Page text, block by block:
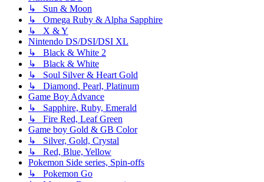
↳ Sun & Moon
↳ Omega Ruby & Alpha Sapphire
↳ X & Y
Nintendo DS/DSI/DSI XL
↳ Black & White 2
↳ Black & White
↳ Soul Silver & Heart Gold
↳ Diamond, Pearl, Platinum
Game Boy Advance
↳ Sapphire, Ruby, Emerald
↳ Fire Red, Leaf Green
Game boy Gold & GB Color
↳ Silver, Gold, Crystal
↳ Red, Blue, Yellow
Pokemon Side series, Spin-offs
↳ Pokemon Go